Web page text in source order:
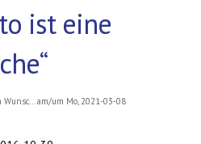
ist eine
am/um Mo, 2021-03-08